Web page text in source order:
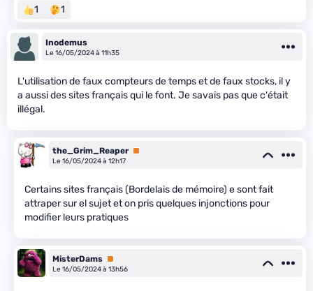
1 1
Inodemus
Le 16/05/2024 à 11h35
L'utilisation de faux compteurs de temps et de faux stocks, il y
a aussi des sites français qui le font. Je savais pas que c'était
illégal.
the_Grim_Reaper Premium
Le 16/05/2024 à 12h17
Certains sites français (Bordelais de mémoire) e sont fait
attraper sur el sujet et on pris quelques injonctions pour
modifier leurs pratiques
MisterDams Premium
Le 16/05/2024 à 13h56